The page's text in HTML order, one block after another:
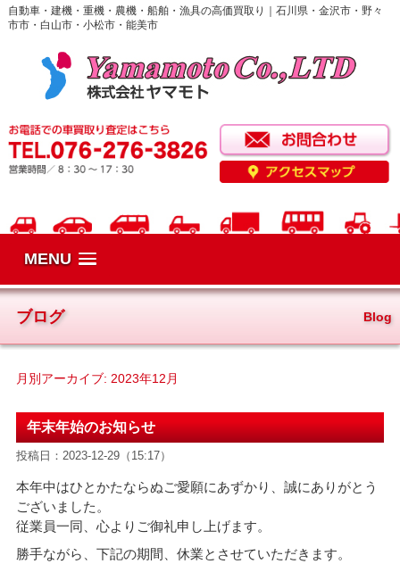
自動車・建機・重機・農機・船舶・漁具の高価買取り｜石川県・金沢市・野々
市市・白山市・小松市・能美市
MENU
ブログ Blog
月別アーカイブ: 2023年12月
年末年始のお知らせ
投稿日：2023-12-29（15:17）
本年中はひとかたならぬご愛願にあずかり、誠にありがとう
ございました。
従業員一同、心よりご御礼申し上げます。
勝手ながら、下記の期間、休業とさせていただきます。